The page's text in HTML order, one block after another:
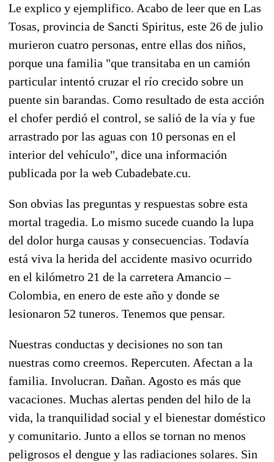
Le explico y ejemplifico. Acabo de leer que en Las
Tosas, provincia de Sancti Spiritus, este 26 de julio
murieron cuatro personas, entre ellas dos niños,
porque una familia "que transitaba en un camión
particular intentó cruzar el río crecido sobre un
puente sin barandas. Como resultado de esta acción
el chofer perdió el control, se salió de la vía y fue
arrastrado por las aguas con 10 personas en el
interior del vehículo", dice una información
publicada por la web Cubadebate.cu.
Son obvias las preguntas y respuestas sobre esta
mortal tragedia. Lo mismo sucede cuando la lupa
del dolor hurga causas y consecuencias. Todavía
está viva la herida del accidente masivo ocurrido
en el kilómetro 21 de la carretera Amancio –
Colombia, en enero de este año y donde se
lesionaron 52 tuneros. Tenemos que pensar.
Nuestras conductas y decisiones no son tan
nuestras como creemos. Repercuten. Afectan a la
familia. Involucran. Dañan. Agosto es más que
vacaciones. Muchas alertas penden del hilo de la
vida, la tranquilidad social y el bienestar doméstico
y comunitario. Junto a ellos se tornan no menos
peligrosos el dengue y las radiaciones solares. Sin